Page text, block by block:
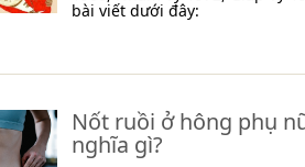
bài viết dưới đây:
Nốt ruồi ở hông phụ
nghĩa gì?